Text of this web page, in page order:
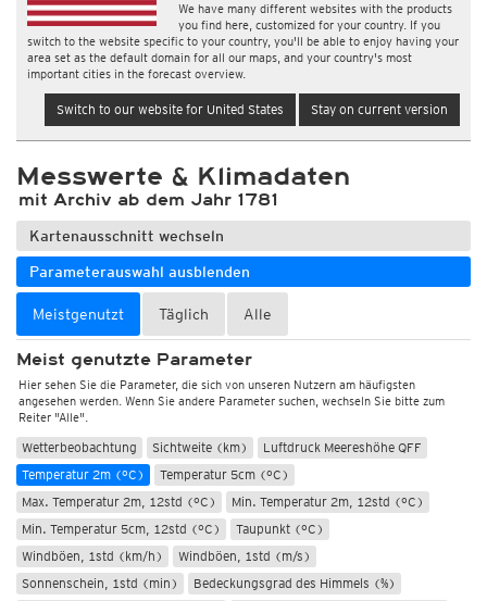
We have many different websites with the products
you find here, customized for your country. If you
switch to the website specific to your country, you'll be able to enjoy having your
area set as the default domain for all our maps, and your country's most
important cities in the forecast overview.
Switch to our website for United States Stay on current version
Messwerte & Klimadaten
mit Archiv ab dem Jahr 1781
Kartenausschnitt wechseln
Parameterauswahl ausblenden
Meistgenutzt Täglich Alle
Meist genutzte Parameter
Hier sehen Sie die Parameter, die sich von unseren Nutzern am häufigsten
angesehen werden. Wenn Sie andere Parameter suchen, wechseln Sie bitte zum
Reiter "Alle".
Wetterbeobachtung Sichtweite (km)
Luftdruck Meereshöhe QFF
Temperatur 2m (°C)
Temperatur 5cm (°C)
Max. Temperatur 2m, 12std (°C)
Min. Temperatur 2m, 12std (°C)
Min. Temperatur 5cm, 12std (°C)
Taupunkt (°C)
Windböen, 1std (km/h)
Windböen, 1std (m/s)
Sonnenschein, 1std (min)
Bedeckungsgrad des Himmels (%)